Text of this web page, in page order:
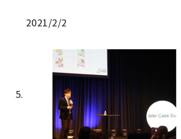
2021/2/2